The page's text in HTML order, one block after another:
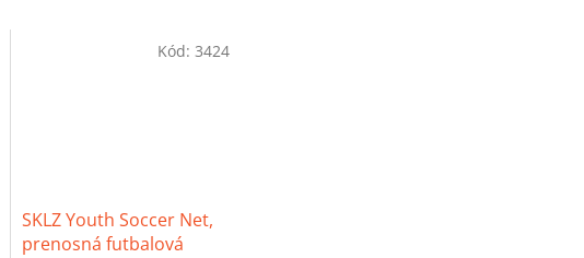
SKLZ Youth Soccer Net,
prenosná futbalová
Kód:3424